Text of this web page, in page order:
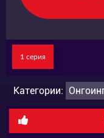
1 серия
Категории: